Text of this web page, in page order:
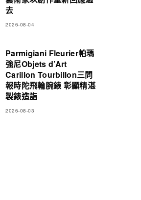
去
2026-08-04
Parmigiani Fleurier帕瑪
強尼Objets d’Art
Carillon Tourbillon三問
報時陀飛輪腕錶 彰顯精湛
製錶造詣
2026-08-03